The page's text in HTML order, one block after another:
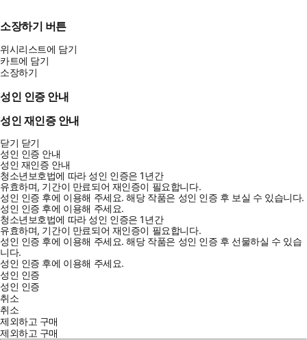
소장하기 버튼
위시리스트에 담기
카트에 담기
소장하기
성인 인증 안내
성인 재인증 안내
닫기 닫기
성인 인증 안내
성인 재인증 안내
청소년보호법에 따라 성인 인증은 1년간
유효하며, 기간이 만료되어 재인증이 필요합니다.
성인 인증 후에 이용해 주세요.해당 작품은 성인 인증 후 보실 수 있습니다.
성인 인증 후에 이용해 주세요.
청소년보호법에 따라 성인 인증은 1년간
유효하며, 기간이 만료되어 재인증이 필요합니다.
성인 인증 후에 이용해 주세요.해당 작품은 성인 인증 후 선물하실 수 있습
니다.
성인 인증 후에 이용해 주세요.
성인 인증
성인 인증
취소
취소
제외하고 구매
제외하고 구매